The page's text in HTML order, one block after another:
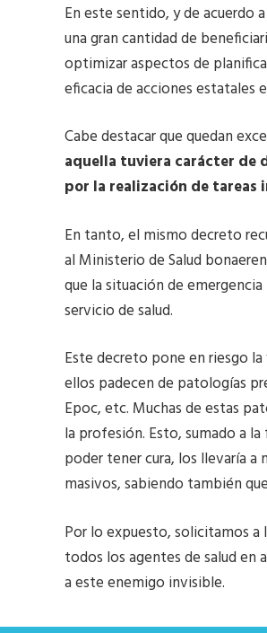
En este sentido, y de acuerdo
una gran cantidad de
optimizar aspectos de
eficacia de acciones estatales
Cabe destacar que quedan
aquella tuviera carácter de
por la realización de
En tanto, el mismo decreto
al Ministerio de Salud
que la situación de
servicio de salud.
Este decreto pone en riesgo
ellos padecen de patologías
Epoc, etc. Muchas de estas
la profesión. Esto, sumado a
poder tener cura, los llevaría
masivos, sabiendo también
Por lo expuesto, solicitamos a
todos los agentes de salud en
a este enemigo invisible.